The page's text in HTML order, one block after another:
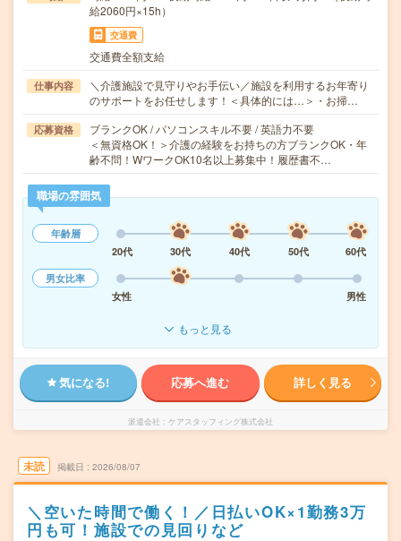
給2060円×15h）
交通費
交通費全額支給
仕事内容
＼介護施設で見守りやお手伝い／施設を利用するお年寄り
のサポートをお任せします！＜具体的には…＞・お掃…
応募資格
ブランクOK / パソコンスキル不要 / 英語力不要
＜無資格OK！＞介護の経験をお持ちの方ブランクOK・年
齢不問！WワークOK10名以上募集中！履歴書不…
職場の雰囲気
年齢層
20代
30代 40代 50代
60代
男女比率
女性
男性
もっと見る
気になる! 応募へ進む 詳しく見る
派遣会社 ケアスタッフィング株式会社
未読 掲載日 2026/08/07
＼空いた時間で働く！／日払いOK×1勤務3万
円も可！施設での見回りなど